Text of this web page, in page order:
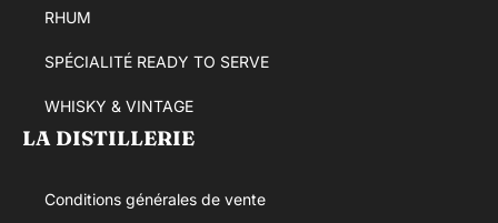
RHUM
SPÉCIALITÉ READY TO SERVE
WHISKY & VINTAGE
LA DISTILLERIE
Conditions générales de vente